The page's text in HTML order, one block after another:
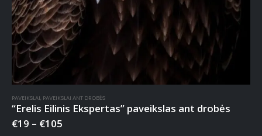
PAVEIKSLAI, PAVEIKSLAI ANT DROBĖS
“Erelis Eilinis Ekspertas” paveikslas ant drobės
€19 – €105